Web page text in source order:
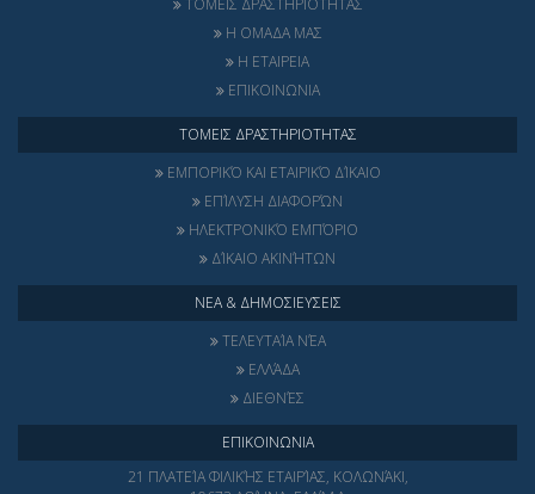
ΤΟΜΕΙΣ ΔΡΑΣΤΗΡΙΟΤΗΤΑΣ
Η ΟΜΑΔΑ ΜΑΣ
Η ΕΤΑΙΡΕΙΑ
ΕΠΙΚΟΙΝΩΝΙΑ
ΤΟΜΕΙΣ ΔΡΑΣΤΗΡΙΟΤΗΤΑΣ
ΕΜΠΟΡΙΚΌ ΚΑΙ ΕΤΑΙΡΙΚΌ ΔΊΚΑΙΟ
ΕΠΊΛΥΣΗ ΔΙΑΦΟΡΏΝ
ΗΛΕΚΤΡΟΝΙΚΌ ΕΜΠΌΡΙΟ
ΔΊΚΑΙΟ ΑΚΙΝΉΤΩΝ
ΝΕΑ & ΔΗΜΟΣΙΕΥΣΕΙΣ
ΤΕΛΕΥΤΑΊΑ ΝΈΑ
ΕΛΛΆΔΑ
ΔΙΕΘΝΈΣ
ΕΠΙΚΟΙΝΩΝΙΑ
21 ΠΛΑΤΕΊΑ ΦΙΛΙΚΉΣ ΕΤΑΙΡΊΑΣ, ΚΟΛΩΝΆΚΙ,